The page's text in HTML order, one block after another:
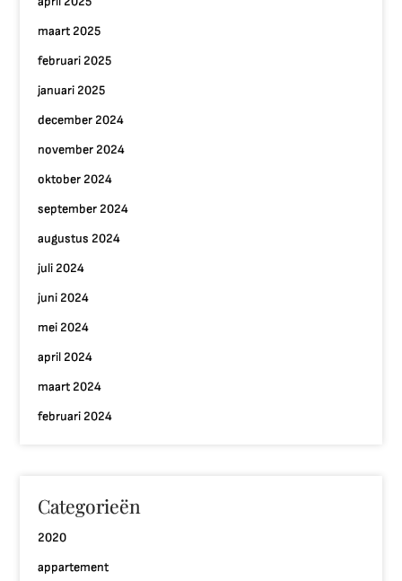
maart 2025
februari 2025
januari 2025
december 2024
november 2024
oktober 2024
september 2024
augustus 2024
juli 2024
juni 2024
mei 2024
april 2024
maart 2024
februari 2024
Categorieën
2020
appartement